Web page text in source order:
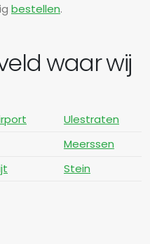
bestellen.
waar wij
Ulestraten
Meerssen
Stein